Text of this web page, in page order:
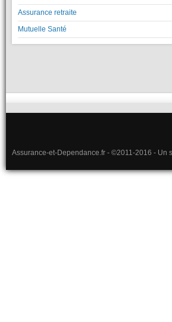
Assurance retraite
Mutuelle Santé
Assurance-et-Dependance.fr - ©2011-2016 - Un